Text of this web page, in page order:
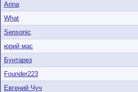
Arina
What
Sensonic
юрий мас
Бунтарез
Founder223
Евгений Чуч